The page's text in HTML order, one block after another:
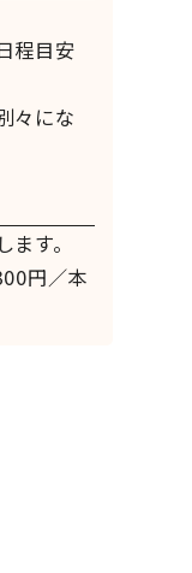
程目安
々にな
す。
円／本